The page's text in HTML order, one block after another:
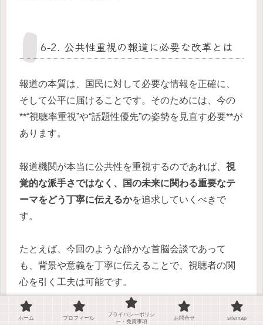
6-2. 公共性重視の報道に必要な改革とは
報道の本質は、国民に対して必要な情報を正確に、
そして公平に届けることです。そのためには、今の
**“視聴率重視”や“話題性優先”の姿勢を見直す必要**が
あります。
報道機関が本当に公共性を重視するのであれば、 視
覚的な派手さではなく、国の未来に関わる重要なテ
ーマをどう丁寧に伝えるかを追求していくべきで
す。
たとえば、今回のような静かな首脳会談であって
も、背景や意義を丁寧に伝えることで、視聴者の関
心を引く工夫は可能です。
「伝えない」のではなく、「伝わるように伝える」
ホーム プロフィール
プライバシーポリシ
ー・免責事項
お問合せ sitemap